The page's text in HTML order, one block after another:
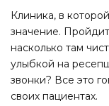
Клиника, в
значение.
насколько там
улыбкой на
звонки? Все это
своих пациентах.